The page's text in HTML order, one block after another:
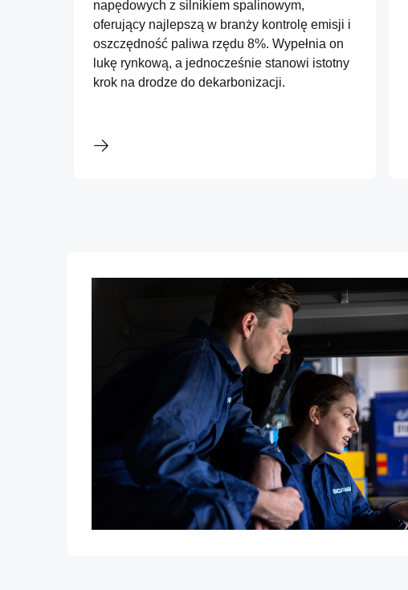
napędowych z silnikiem spalinowym,
oferujący najlepszą w branży kontrolę emisji i
oszczędność paliwa rzędu 8%. Wypełnia on
lukę rynkową, a jednocześnie stanowi istotny
krok na drodze do dekarbonizacji.